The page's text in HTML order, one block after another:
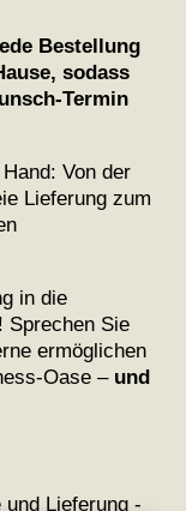
Bestellung
sodass
Termin
Von der
Lieferung zum
in die
Sprechen Sie
ermöglichen
Oase – und